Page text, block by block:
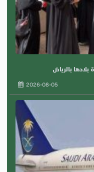
بلادها بالرياض
2026-08-05